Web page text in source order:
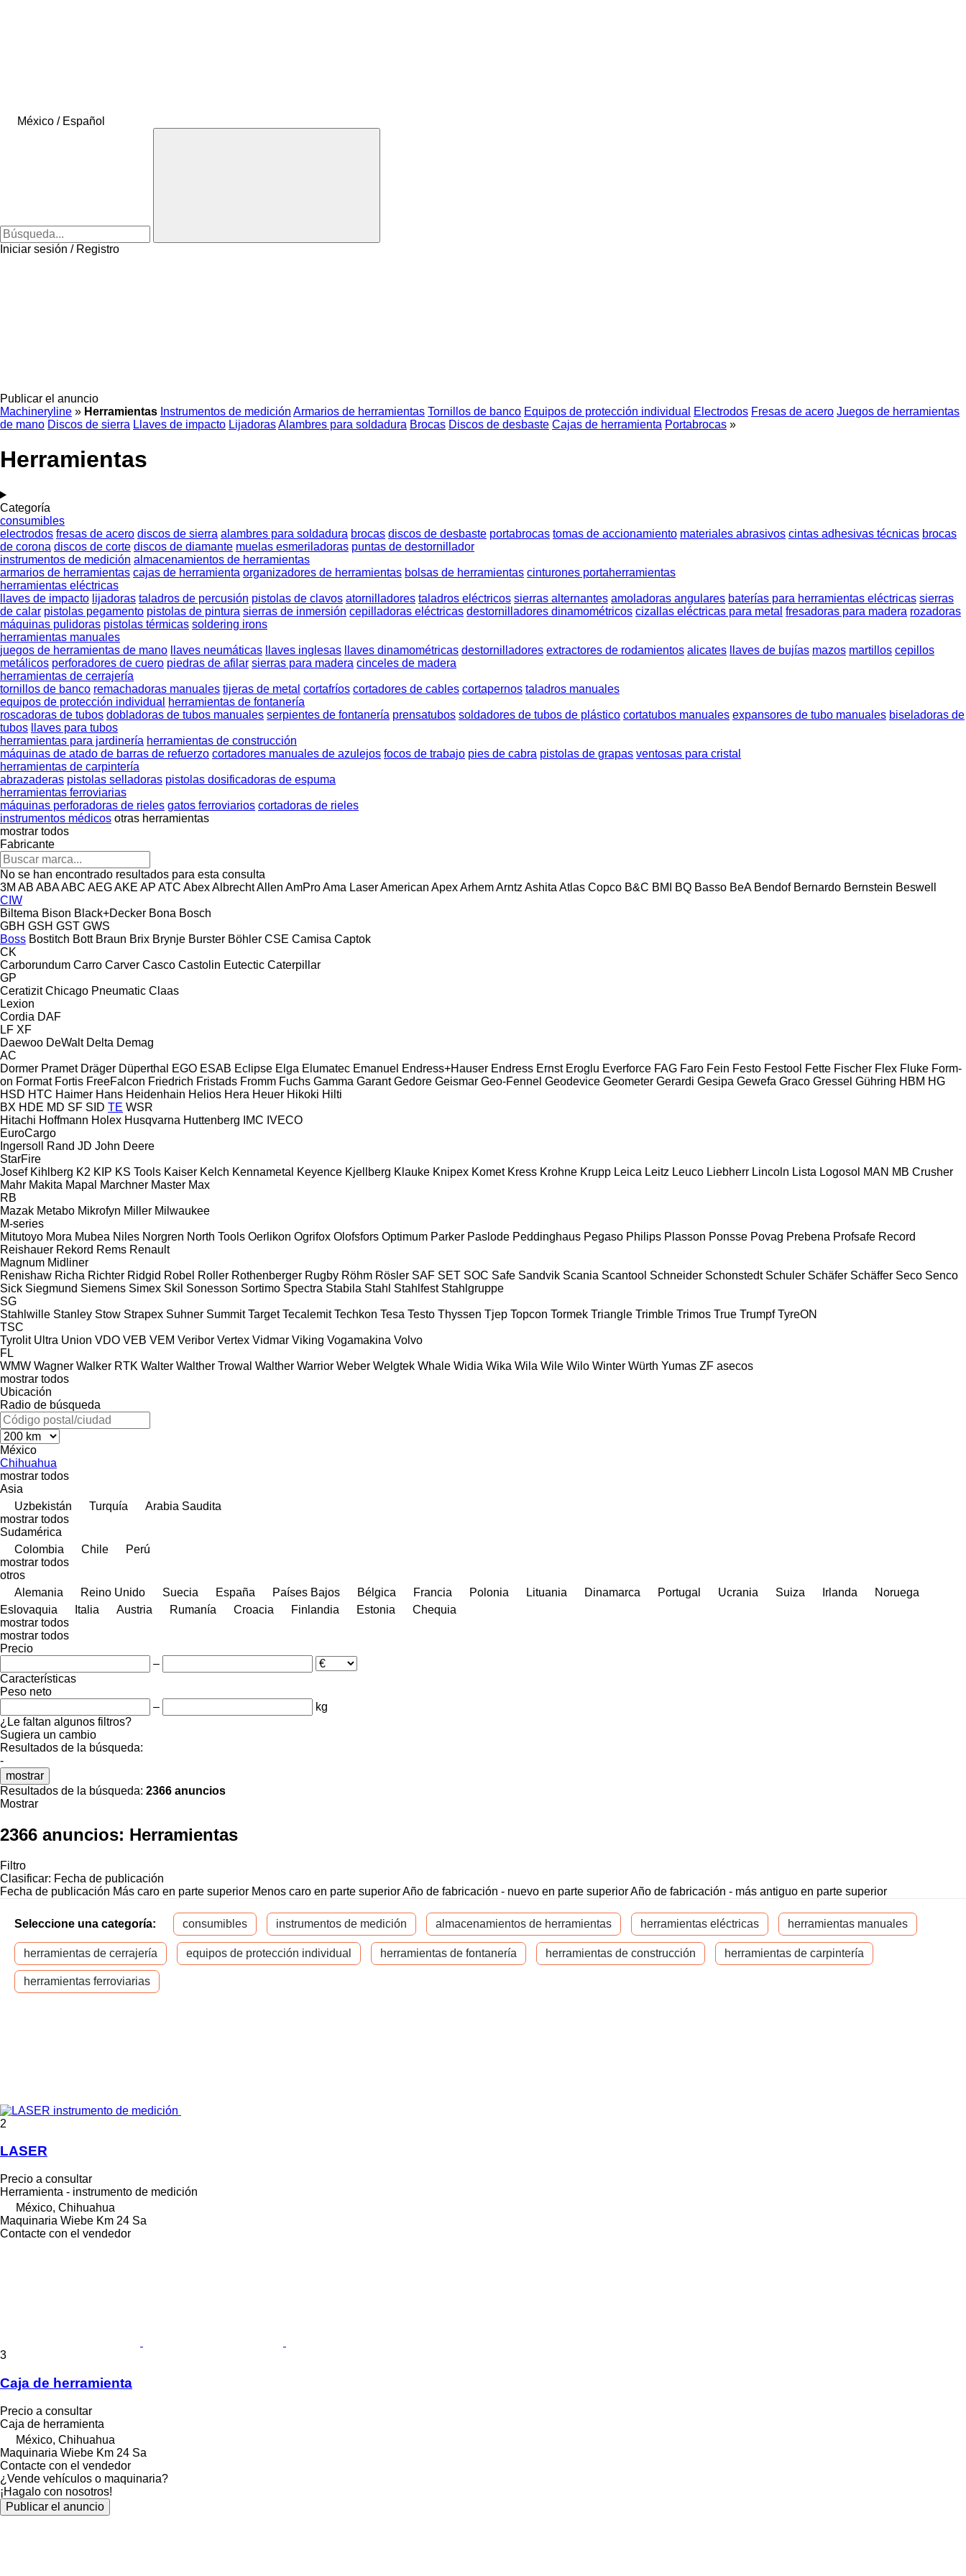
México / Español
Iniciar sesión / Registro
Publicar el anuncio
Machineryline » Herramientas Instrumentos de medición Armarios de herramientas Tornillos de banco Equipos de protección individual Electrodos Fresas de acero Juegos de herramientas
de mano Discos de sierra Llaves de impacto LijadorasAlambres para soldadura Brocas Discos de desbaste Cajas de herramienta Portabrocas »
Herramientas
Categoría
consumibles
electrodos fresas de acero discos de sierra alambres para soldadura brocas discos de desbaste portabrocas tomas de accionamiento materiales abrasivos cintas adhesivas técnicas brocas
de corona discos de corte discos de diamante muelas esmeriladoras puntas de destornillador
instrumentos de medición almacenamientos de herramientas
armarios de herramientas cajas de herramienta organizadores de herramientas bolsas de herramientas cinturones portaherramientas
herramientas eléctricas
llaves de impacto lijadoras taladros de percusión pistolas de clavos atornilladores taladros eléctricos sierras alternantes amoladoras angulares baterías para herramientas eléctricas sierras
de calar pistolas pegamento pistolas de pintura sierras de inmersión cepilladoras eléctricas destornilladores dinamométricos cizallas eléctricas para metal fresadoras para madera rozadoras
máquinas pulidoras pistolas térmicas soldering irons
herramientas manuales
juegos de herramientas de mano
llaves neumáticas llaves inglesas llaves dinamométricas destornilladores extractores de rodamientos alicates llaves de bujías mazos martillos cepillos
metálicos perforadores de cuero piedras de afilar sierras para madera cinceles de madera
herramientas de cerrajería
tornillos de banco remachadoras manuales tijeras de metal cortafríos cortadores de cables cortapernos taladros manuales
equipos de protección individual
herramientas de fontanería
roscadoras de tubos dobladoras de tubos manuales serpientes de fontanería prensatubos soldadores de tubos de plástico cortatubos manuales expansores de tubo manuales biseladoras de
tubos
llaves para tubos
herramientas para jardinería herramientas de construcción
máquinas de atado de barras de refuerzo cortadores manuales de azulejos focos de trabajo pies de cabra pistolas de grapas ventosas para cristal
herramientas de carpintería
abrazaderas pistolas selladoras pistolas dosificadoras de espuma
herramientas ferroviarias
máquinas perforadoras de rieles gatos ferroviarios cortadoras de rieles
instrumentos médicos otras herramientas
mostrar todos
Fabricante
No se han encontrado resultados para esta consulta
3M AB ABAABC AEGAKE AP ATC AbexAlbrechtAllen AmProAma LaserAmerican ApexArhemArntz Ashita Atlas Copco B&C BMI BQ Basso BeA Bendof Bernardo Bernstein Beswell
CIW
Biltema Bison Black+Decker Bona Bosch
GBH GSH GST GWS
Boss Bostitch Bott Braun Brix Brynje Burster Böhler CSE Camisa Captok
CK
Carborundum Carro Carver Casco Castolin Eutectic Caterpillar
GP
Ceratizit Chicago Pneumatic Claas
Lexion
Cordia DAF
LF XF
Daewoo DeWalt Delta Demag
AC
Dormer Pramet Dräger Düperthal EGO ESAB Eclipse Elga Elumatec Emanuel Endress+Hauser Endress Ernst Eroglu Everforce FAG Faro Fein Festo Festool Fette Fischer Flex Fluke Form-
on Format Fortis FreeFalcon Friedrich Fristads Fromm Fuchs Gamma Garant Gedore Geismar Geo-Fennel Geodevice Geometer Gerardi Gesipa Gewefa Graco Gressel Gühring HBM HG
HSD HTC Haimer Hans Heidenhain Helios Hera Heuer Hikoki Hilti
BX HDE MD SF SID TE WSR
Hitachi Hoffmann Holex Husqvarna Huttenberg IMC IVECO
EuroCargo
Ingersoll Rand JD John Deere
StarFire
Josef Kihlberg K2 KIP KS Tools Kaiser Kelch Kennametal Keyence Kjellberg Klauke Knipex Komet Kress Krohne Krupp Leica Leitz Leuco Liebherr Lincoln Lista Logosol MAN MB Crusher
Mahr Makita Mapal Marchner Master Max
RB
Mazak Metabo Mikrofyn Miller Milwaukee
M-series
Mitutoyo Mora Mubea Niles Norgren North Tools Oerlikon Ogrifox Olofsfors Optimum Parker Paslode Peddinghaus Pegaso Philips Plasson Ponsse Povag Prebena Profsafe Record
Reishauer Rekord Rems Renault
Magnum Midliner
Renishaw Richa Richter Ridgid Robel Roller Rothenberger Rugby Röhm Rösler SAF SET SOC Safe Sandvik Scania Scantool Schneider Schonstedt Schuler Schäfer Schäffer Seco Senco
Sick Siegmund Siemens Simex Skil Sonesson Sortimo Spectra Stabila Stahl Stahlfest Stahlgruppe
SG
Stahlwille Stanley Stow Strapex Suhner Summit Target Tecalemit Techkon Tesa Testo Thyssen Tjep Topcon Tormek Triangle Trimble Trimos True Trumpf TyreON
TSC
Tyrolit Ultra Union VDO VEB VEM Veribor Vertex Vidmar Viking Vogamakina Volvo
FL
WMW Wagner Walker RTK Walter Walther Trowal Walther Warrior Weber Welgtek Whale Widia Wika Wila Wile Wilo Winter Würth Yumas ZF asecos
mostrar todos
Ubicación
Radio de búsqueda
México
Chihuahua
mostrar todos
Asia
Uzbekistán
Turquía
Arabia Saudita
mostrar todos
Sudamérica
Colombia
Chile
Perú
mostrar todos
otros
Alemania
Reino Unido Suecia España Países Bajos Bélgica Francia Polonia Lituania Dinamarca Portugal Ucrania Suiza Irlanda
Noruega
Eslovaquia
Italia Austria Rumanía Croacia Finlandia Estonia
Chequia
mostrar todos
mostrar todos
Precio
–
Características
Peso neto
–
kg
¿Le faltan algunos filtros?
Sugiera un cambio
Resultados de la búsqueda:
-
mostrar
Resultados de la búsqueda: 2366 anuncios
Mostrar
2366 anuncios: Herramientas
Filtro
Clasificar: Fecha de publicación
Fecha de publicación Más caro en parte superior Menos caro en parte superiorAño de fabricación - nuevo en parte superiorAño de fabricación - más antiguo en parte superior
Seleccione una categoría: consumibles instrumentos de medición almacenamientos de herramientas herramientas eléctricas herramientas manuales
herramientas de cerrajería equipos de protección individual herramientas de fontanería herramientas de construcción herramientas de carpintería
herramientas ferroviarias
2
LASER
Precio a consultar
Herramienta - instrumento de medición
México, Chihuahua
Maquinaria Wiebe Km 24 Sa
Contacte con el vendedor
3
Caja de herramienta
Precio a consultar
Caja de herramienta
México, Chihuahua
Maquinaria Wiebe Km 24 Sa
Contacte con el vendedor
¿Vende vehículos o maquinaria?
¡Hagalo con nosotros!
Publicar el anuncio